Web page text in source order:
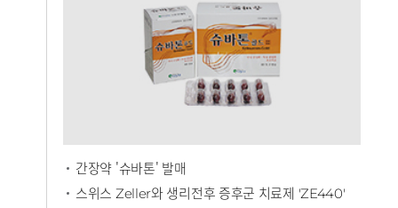
간장약 '슈바톤' 발매
스위스 Zeller와 생리전후 증후군 치료제 'ZE440'